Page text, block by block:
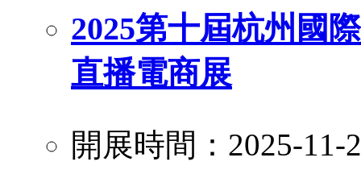
2025第十屆杭州國
直播電商展
開展時間：2025-